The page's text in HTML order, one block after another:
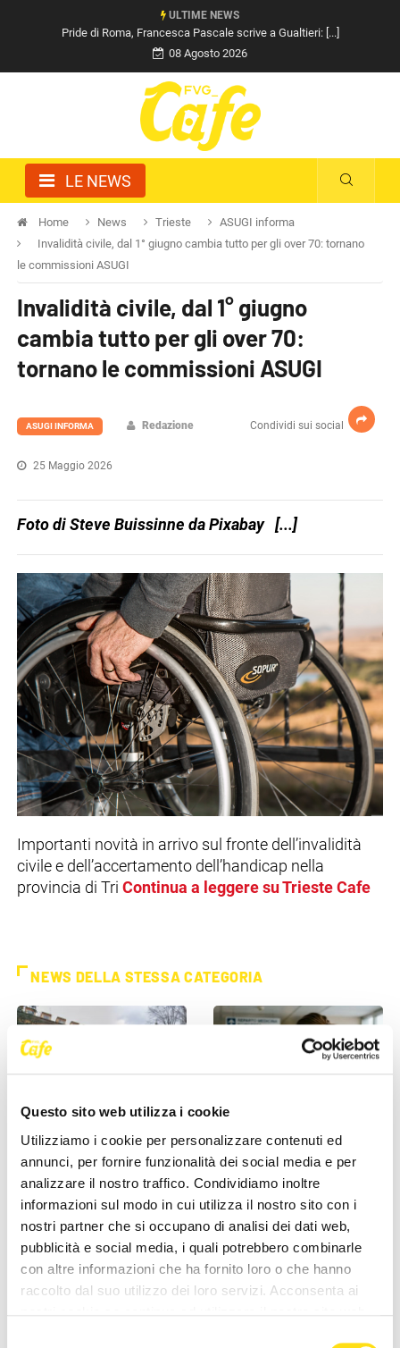
Questo sito web utilizza i cookie
Utilizziamo i cookie per personalizzare contenuti ed
annunci, per fornire funzionalità dei social media e per
analizzare il nostro traffico. Condividiamo inoltre
informazioni sul modo in cui utilizza il nostro sito con i
nostri partner che si occupano di analisi dei dati web,
pubblicità e social media, i quali potrebbero combinarle
con altre informazioni che ha fornito loro o che hanno
raccolto dal suo utilizzo dei loro servizi. Acconsenta ai
ULTIME NEWS
Pride di Roma, Francesca Pascale scrive a Gualtieri: [...]
08 Agosto 2026
LE NEWS
Home News Trieste
ASUGI informa
Invalidità civile, dal 1° giugno cambia tutto per gli over 70: tornano
le commissioni ASUGI
Invalidità civile, dal 1° giugno
cambia tutto per gli over 70:
tornano le commissioni ASUGI
Condividi sui social
ASUGI INFORMA Redazione
25 Maggio 2026
Foto di Steve Buissinne da Pixabay [...]
Importanti novità in arrivo sul fronte dell’invalidità
civile e dell’accertamento dell’handicap nella
provincia di Tri Continua a leggere su Trieste Cafe
NEWS DELLA STESSA CATEGORIA
virtuale”: esami più [...]
22 Maggio 2026